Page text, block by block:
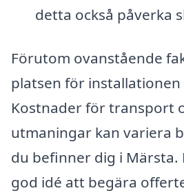
detta också påverka
Förutom ovanstående
platsen för installationen
Kostnader för transport
utmaningar kan variera
du befinner dig i Märsta.
god idé att begära